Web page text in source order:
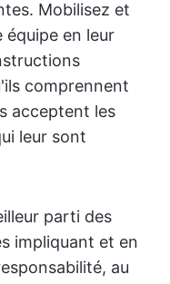
Mobilisez et
équipe en leur
comprennent
acceptent les
leur sont
parti des
impliquant et en
au